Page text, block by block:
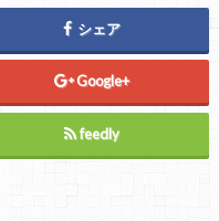
シェア
Google+
feedly